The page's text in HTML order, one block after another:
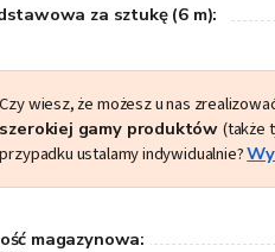
za sztukę (6 m):
Czy wiesz, że możesz u nas
szerokiej gamy produktów (także
przypadku ustalamy indywidualnie?
magazynowa: